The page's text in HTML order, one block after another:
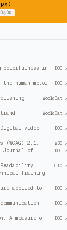
—
colorfulness in
DOI ↗
human motor
DOI ↗
WorldCat ↗
WorldCat ↗
video
DOI ↗
(WCAG) 2.1.
W3C ↗
Journal of
DOI ↗
Training
DTIC ↗
applied to
DOI ↗
DOI ↗
A measure of
DOI ↗